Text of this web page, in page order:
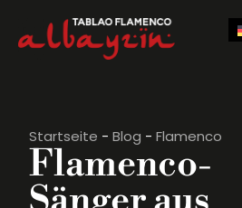
Startseite - Blog - Flamenco
Flamenco-